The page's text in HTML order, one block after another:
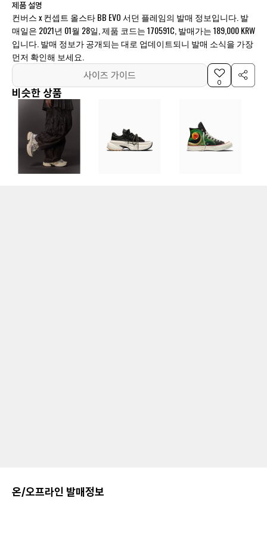
제품 설명
컨버스 x 컨셉트 올스타 BB EVO 서던 플레임의 발매 정보입니다. 발
매일은 2021년 01월 28일, 제품 코드는 170591C, 발매가는 189,000 KRW
입니다. 발매 정보가 공개되는 대로 업데이트되니 발매 소식을 가장
먼저 확인해 보세요.
사이즈 가이드
0
비슷한 상품
온/오프라인 발매정보